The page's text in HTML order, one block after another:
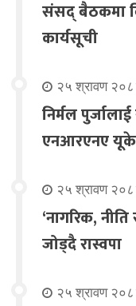
संसद् बैठकमा
कार्यसूची
२५ श्रावण
निर्मल पुर्जालाई
एनआरएनए
२५ श्रावण
‘नागरिक, नीति
जोड्दै रास्वपा
२५ श्रावण